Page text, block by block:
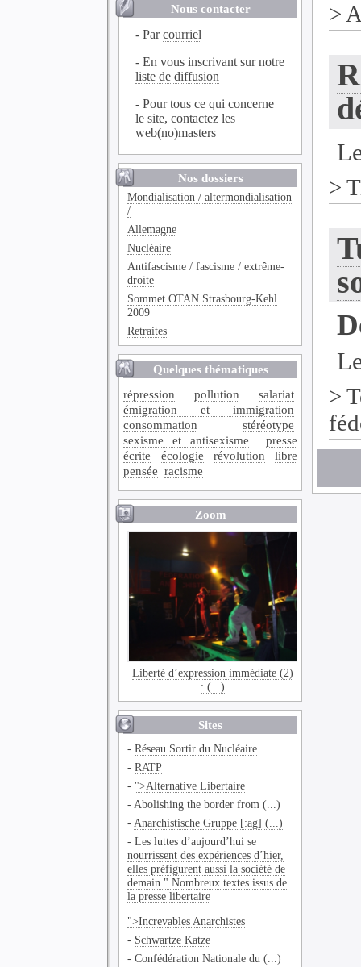
Nous contacter
- Parcourriel
- En vous inscrivant sur notre
liste de diffusion
- Pour tous ce qui concerne
le site, contactez les
web(no)masters
Nos dossiers
Mondialisation / altermondialisation
/
Allemagne
Nucléaire
Antifascisme / fascisme / extrême-
droite
Sommet OTAN Strasbourg-Kehl
2009
Retraites
Quelques thématiques
répression
pollution
salariat
émigration et immigration
consommation
stéréotype
sexisme et antisexisme
presse
écrite
écologie révolution
libre
pensée racisme
Zoom
Liberté d’expression immédiate (2)
: (...)
Sites
-Réseau Sortir du Nucléaire
-RATP
- ">Alternative Libertaire
- Abolishing the border from (...)
- Anarchistische Gruppe [:ag] (...)
-Les luttes d’aujourd’hui se
nourrissent des expériences d’hier,
elles préfigurent aussi la société de
demain." Nombreux textes issus de
la presse libertaire
">Increvables Anarchistes
- Schwartze Katze
-Confédération Nationale du (...)
>
>
>